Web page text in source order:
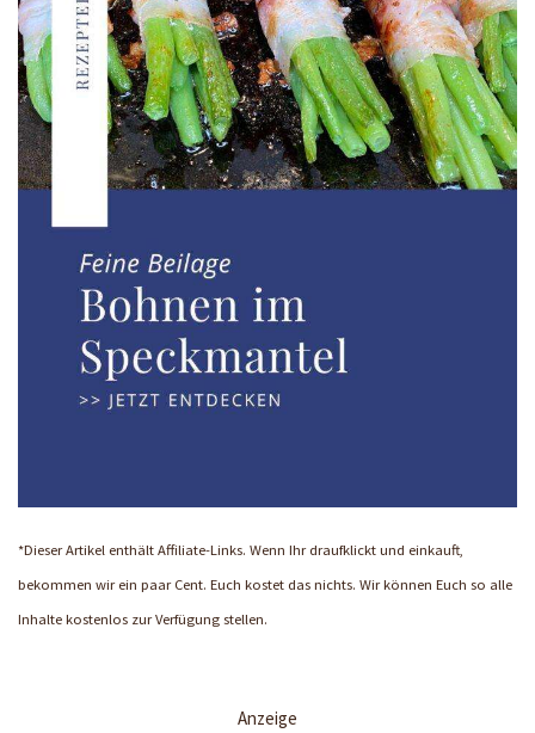
*Dieser Artikel enthält Affiliate-Links. Wenn Ihr draufklickt und einkauft,
bekommen wir ein paar Cent. Euch kostet das nichts. Wir können Euch so alle
Inhalte kostenlos zur Verfügung stellen.
Anzeige